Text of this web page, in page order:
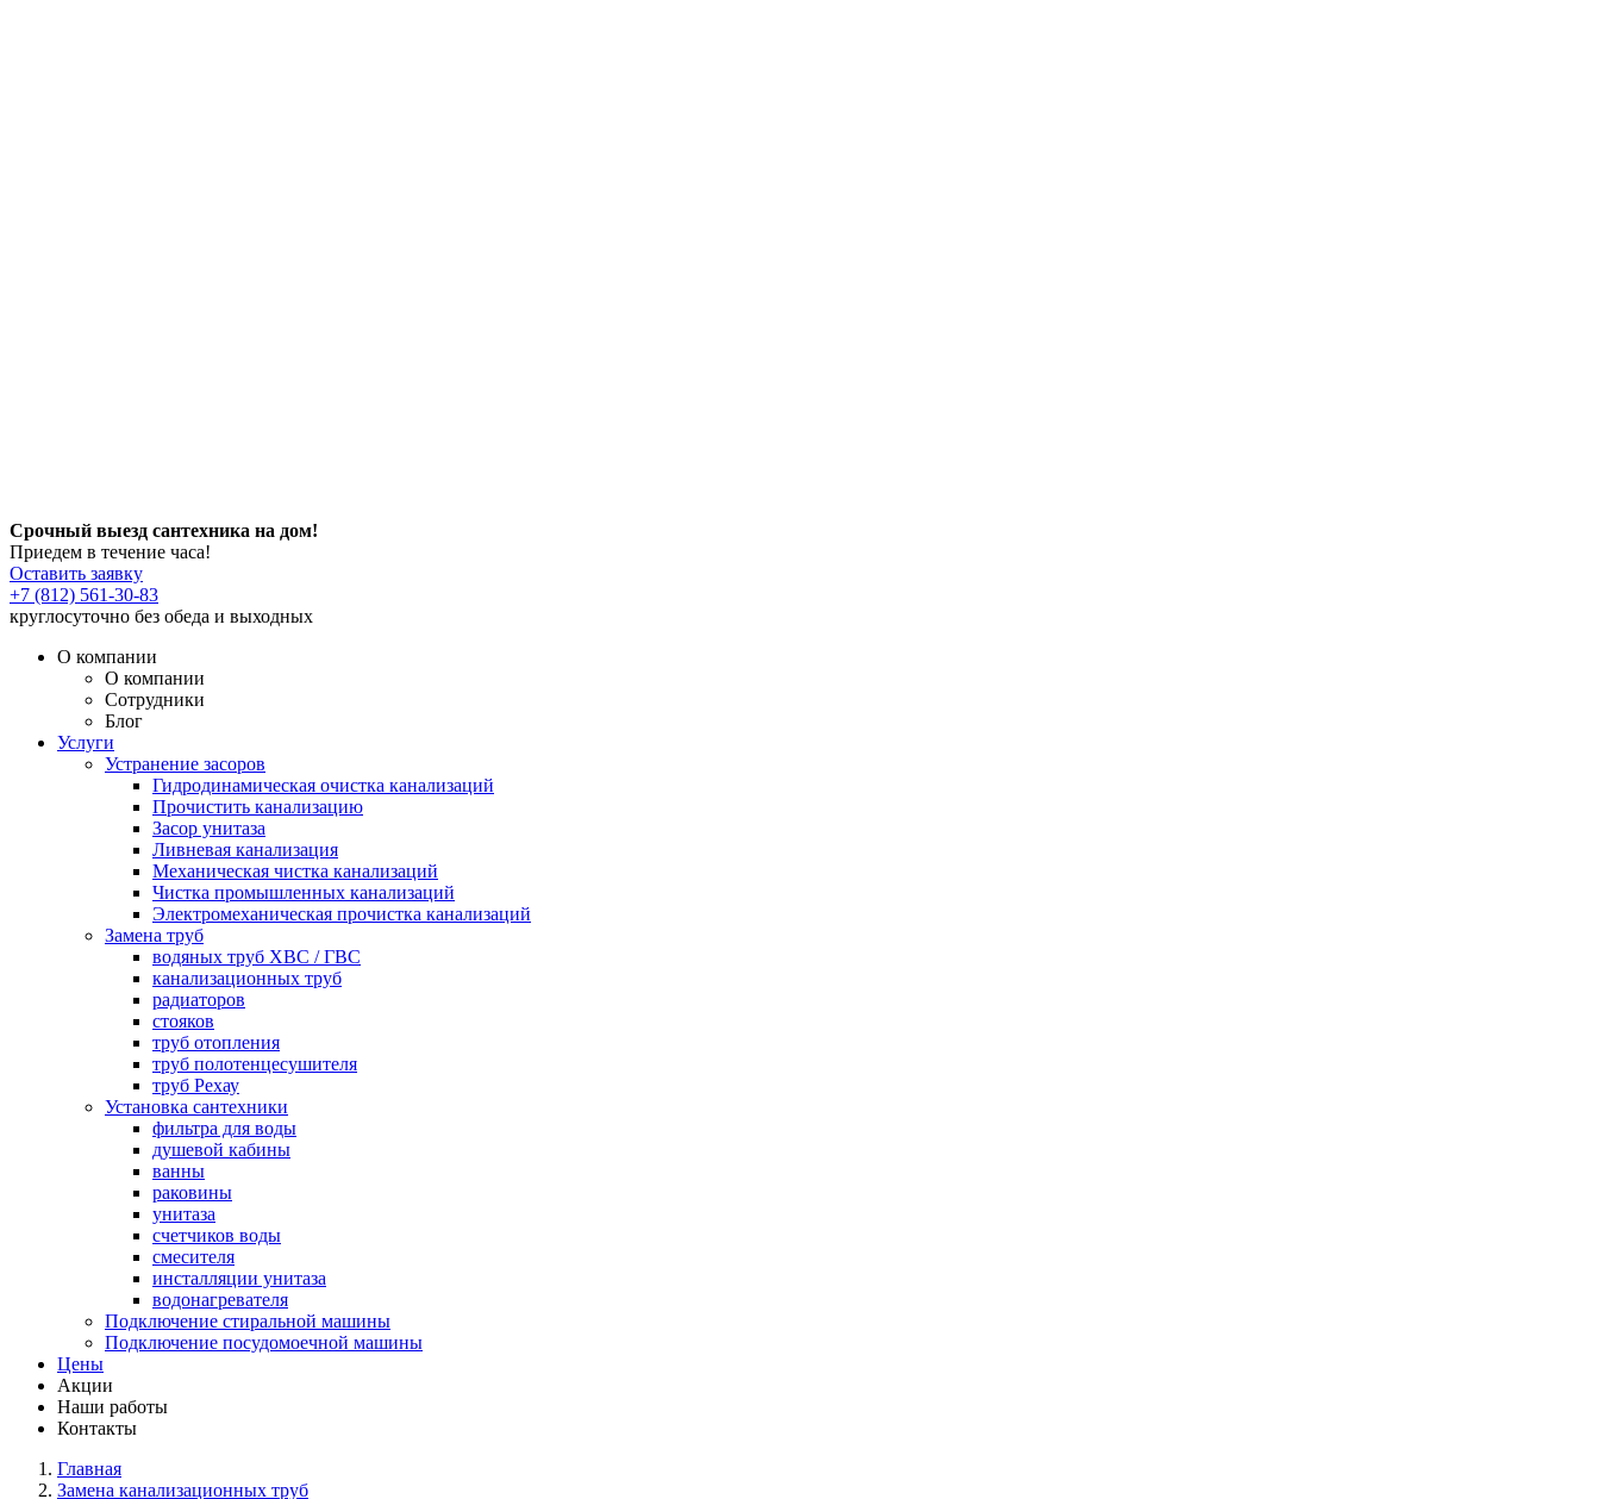
Срочный выезд сантехника на дом!
Приедем в течение часа!
Оставить заявку
+7 (812) 561-30-83
круглосуточно без обеда и выходных
О компании
О компании
Сотрудники
Блог
Услуги
Устранение засоров
Гидродинамическая очистка канализаций
Прочистить канализацию
Засор унитаза
Ливневая канализация
Механическая чистка канализаций
Чистка промышленных канализаций
Электромеханическая прочистка канализаций
Замена труб
водяных труб ХВС / ГВС
канализационных труб
радиаторов
стояков
труб отопления
труб полотенцесушителя
труб Рехау
Установка сантехники
фильтра для воды
душевой кабины
ванны
раковины
унитаза
счетчиков воды
смесителя
инсталляции унитаза
водонагревателя
Подключение стиральной машины
Подключение посудомоечной машины
Цены
Акции
Наши работы
Контакты
Главная
Замена канализационных труб